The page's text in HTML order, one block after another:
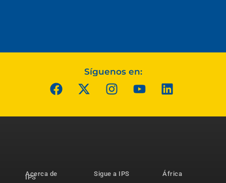
Síguenos en:
Acerca de
IPS
Sigue a IPS
África